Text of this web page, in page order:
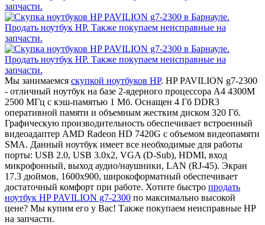
Мы занимаемся скупкой ноутбуков HP. HP PAVILION g7-2300
- отличный ноутбук на базе 2-ядерного процессора A4 4300M
2500 МГц с кэш-памятью 1 Мб. Оснащен 4 Гб DDR3
оперативной памяти и объемным жестким диском 320 Гб.
Графическую производительность обеспечивает встроенный
видеоадаптер AMD Radeon HD 7420G с объемом видеопамяти
SMA. Данный ноутбук имеет все необходимые для работы
порты: USB 2.0, USB 3.0x2, VGA (D-Sub), HDMI, вход
микрофонный, выход аудио/наушники, LAN (RJ-45). Экран
17.3 дюймов, 1600x900, широкоформатный обеспечивает
достаточный комфорт при работе. Хотите быстро продать
ноутбук HP PAVILION g7-2300 по максимально высокой
цене? Мы купим его у Вас! Также покупаем неисправные HP
на запчасти.